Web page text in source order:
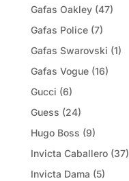
Gafas Oakley (47)
Gafas Police (7)
Gafas Swarovski (1)
Gafas Vogue (16)
Gucci (6)
Guess (24)
Hugo Boss (9)
Invicta Caballero (37)
Invicta Dama (5)